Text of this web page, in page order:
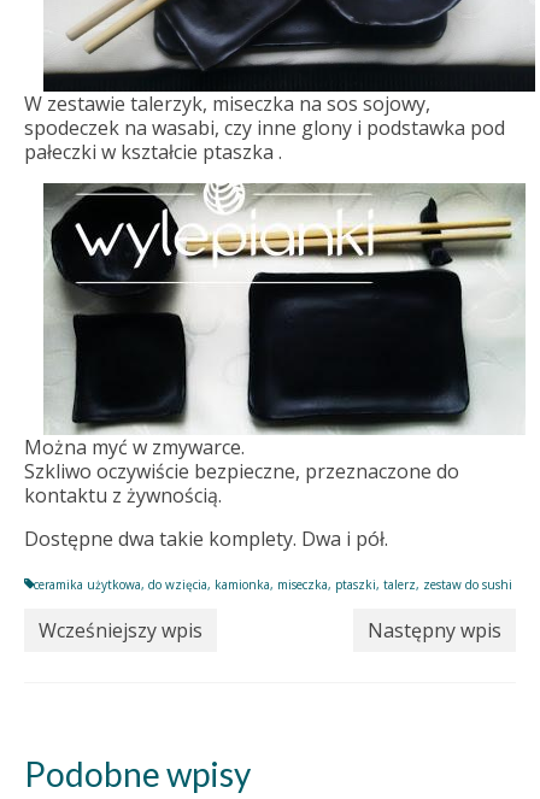
W zestawie talerzyk, miseczka na sos sojowy,
spodeczek na wasabi, czy inne glony i podstawka pod
pałeczki w kształcie ptaszka .
Można myć w zmywarce.
Szkliwo oczywiście bezpieczne, przeznaczone do
kontaktu z żywnością.
Dostępne dwa takie komplety. Dwa i pół.
ceramika użytkowa, do wzięcia, kamionka, miseczka, ptaszki, talerz, zestaw do sushi
Wcześniejszy wpis Następny wpis
Podobne wpisy